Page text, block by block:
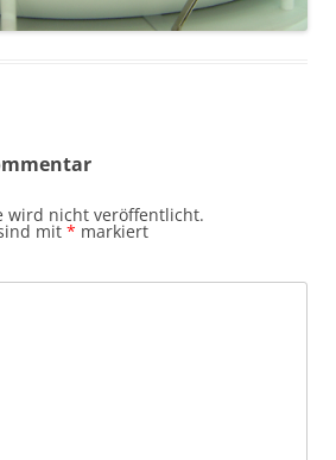
wird nicht veröffentlicht.
mit * markiert